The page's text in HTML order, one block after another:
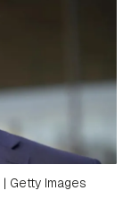
| Getty Images